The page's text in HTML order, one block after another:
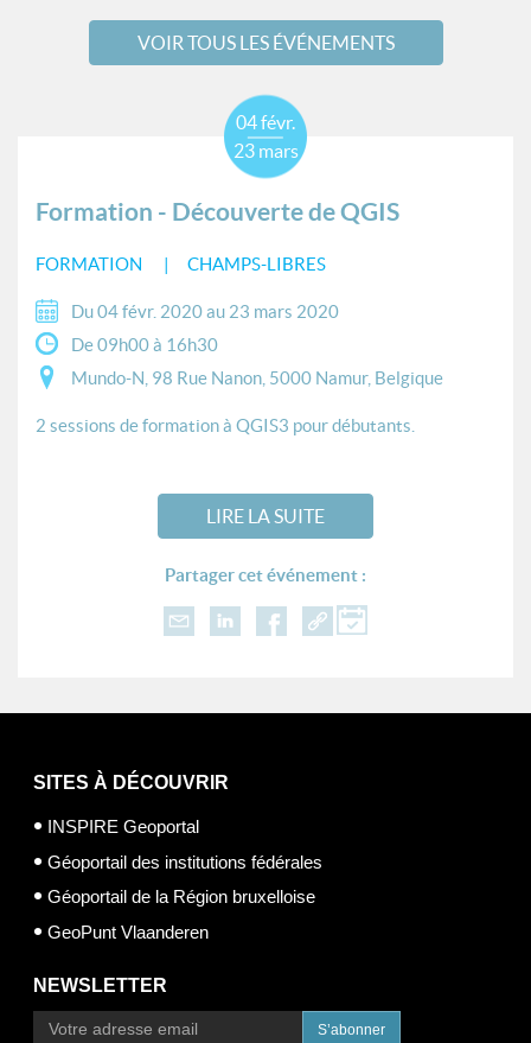
VOIR TOUS LES ÉVÉNEMENTS
Formation - Découverte de QGIS
FORMATION CHAMPS-LIBRES
04 févr.
23 mars
Du 04 févr. 2020 au 23 mars 2020
De 09h00 à 16h30
Mundo-N, 98 Rue Nanon, 5000 Namur, Belgique
2 sessions de formation à QGIS3 pour débutants.
LIRE LA SUITE
Partager cet événement :
SITES À DÉCOUVRIR
INSPIRE Geoportal
Géoportail des institutions fédérales
Géoportail de la Région bruxelloise
GeoPunt Vlaanderen
NEWSLETTER
S’abonner